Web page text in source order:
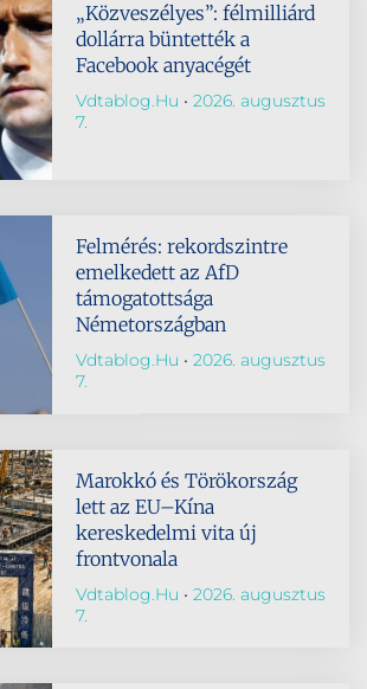
„Közveszélyes”: félmilliárd
dollárra büntették a
Facebook anyacégét
Vdtablog.hu
2026. augusztus
7.
Felmérés: rekordszintre
emelkedett az AfD
támogatottsága
Németországban
Vdtablog.hu
2026. augusztus
7.
Marokkó és Törökország
lett az EU–Kína
kereskedelmi vita új
frontvonala
Vdtablog.hu
2026. augusztus
7.